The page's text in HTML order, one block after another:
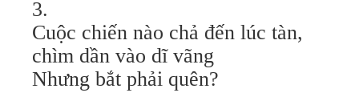
3.
Cuộc chiến nào chả đến lúc tàn,
chìm dần vào dĩ vãng
Nhưng bắt phải quên?